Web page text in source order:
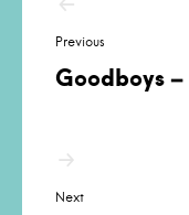
de
entradas
Previous
Goodboys
Next